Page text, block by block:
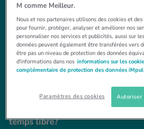
Calculateur d’IMC
Calculez votre besoin en calories
Course & Jogging
Détente active
Réduire la tension artérielle
Douleurs nerveuses
Combien pesez-vous? En toute
Quel type de sport pratiquez-
temps libre?
M comme Meilleur.
Nous et nos partenaires utilisons des cookies et
pour fournir, protéger, analyser et améliorer nos
personnaliser nos services et publicités, aussi sur
données peuvent également être transférées vers
être pas un niveau de protection des données
d'informations dans nos informations sur les
complémentaire de protection des données
Paramètres des cookies Autoriser